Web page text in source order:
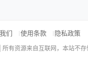
们 使用条款 隐私政策
有资源来自互联网，本站不存